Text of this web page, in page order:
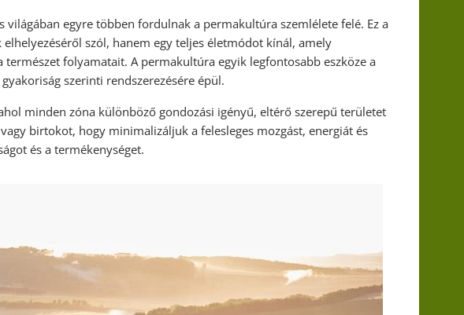
világában egyre többen fordulnak a permakultúra szemlélete felé. Ez a
szól, hanem egy teljes életmódot kínál, amely
természet folyamatait. A permakultúra egyik legfontosabb eszköze a
szerinti rendszerezésére épül.
minden zóna különböző gondozási igényű, eltérő szerepű területet
birtokot, hogy minimalizáljuk a felesleges mozgást, energiát és
és a termékenységet.